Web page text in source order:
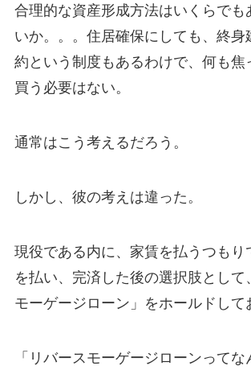
合理的な資産形成方法はいくらでも
いか。。。住居確保にしても、終身
約という制度もあるわけで、何も焦
買う必要はない。
通常はこう考えるだろう。
しかし、彼の考えは違った。
現役である内に、家賃を払うつもり
を払い、完済した後の選択肢として
モーゲージローン」をホールドして
「リバースモーゲージローンってな